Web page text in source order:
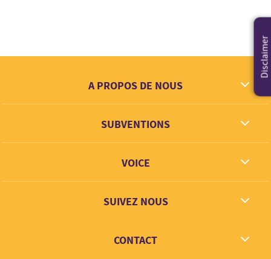
A PROPOS DE NOUS
Contact
SUBVENTIONS
VOICE
SUIVEZ NOUS
Twitter
CONTACT
Disclaimer